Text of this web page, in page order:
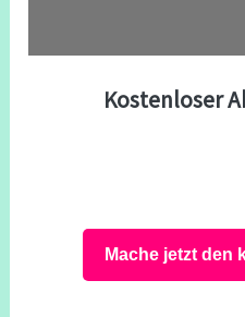
Kostenloser
Mache jetzt den